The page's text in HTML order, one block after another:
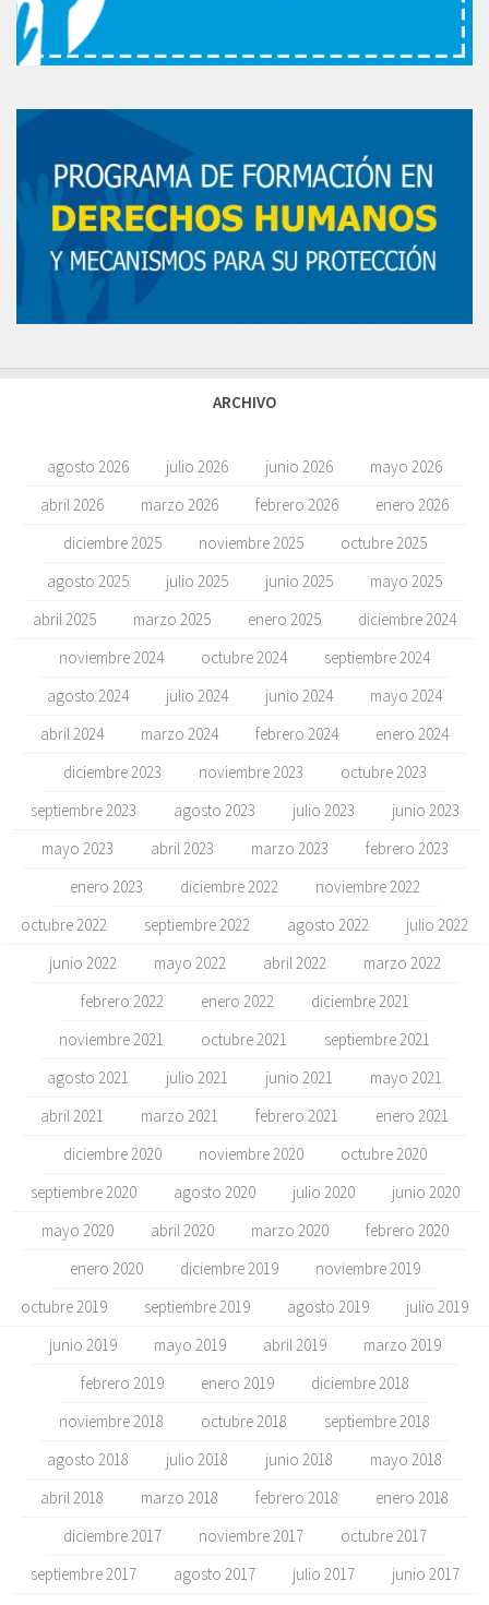
ARCHIVO
agosto 2026 julio 2026 junio 2026
mayo 2026
abril 2026
marzo 2026 febrero 2026
enero 2026
diciembre 2025
noviembre 2025
octubre 2025
agosto 2025
julio 2025 junio 2025
mayo 2025
abril 2025
marzo 2025 enero 2025
diciembre 2024
noviembre 2024
octubre 2024
septiembre 2024
agosto 2024
julio 2024 junio 2024
mayo 2024
abril 2024
marzo 2024 febrero 2024
enero 2024
diciembre 2023
noviembre 2023
octubre 2023
septiembre 2023
agosto 2023 julio 2023
junio 2023
mayo 2023
abril 2023 marzo 2023
febrero 2023
enero 2023
diciembre 2022
noviembre 2022
octubre 2022
septiembre 2022 agosto 2022
julio 2022
junio 2022
mayo 2022 abril 2022
marzo 2022
febrero 2022
enero 2022
diciembre 2021
noviembre 2021
octubre 2021
septiembre 2021
agosto 2021
julio 2021 junio 2021
mayo 2021
abril 2021
marzo 2021 febrero 2021
enero 2021
diciembre 2020
noviembre 2020
octubre 2020
septiembre 2020
agosto 2020 julio 2020
junio 2020
mayo 2020
abril 2020 marzo 2020
febrero 2020
enero 2020
diciembre 2019
noviembre 2019
octubre 2019
septiembre 2019 agosto 2019
julio 2019
junio 2019
mayo 2019 abril 2019
marzo 2019
febrero 2019
enero 2019
diciembre 2018
noviembre 2018
octubre 2018
septiembre 2018
agosto 2018
julio 2018 junio 2018
mayo 2018
abril 2018
marzo 2018 febrero 2018
enero 2018
diciembre 2017
noviembre 2017
octubre 2017
septiembre 2017
agosto 2017 julio 2017
junio 2017